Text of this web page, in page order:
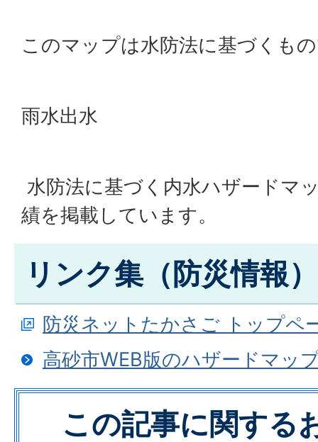
このマップは水防法に基づくも
雨水出水
水防法に基づく内水ハザードマ
績を掲載しています。
リンク集（防災情報）
防災ネットたかさご トップペ
高砂市WEB版のハザードマッ
この記事に関する